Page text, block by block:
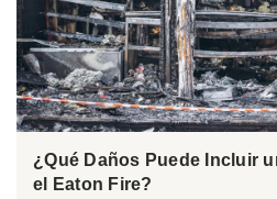
¿Qué Daños Puede Incluir
el Eaton Fire?